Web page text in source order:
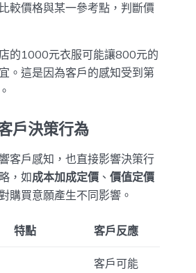
較價格與某一參考點，判斷價
的1000元衣服可能讓800元的
。這是因為客戶的感知受到第
戶決策行為
客戶感知，也直接影響決策行
，如成本加成定價 、 價值定價
購買意願產生不同影響。
特點 客戶反應
客戶可能